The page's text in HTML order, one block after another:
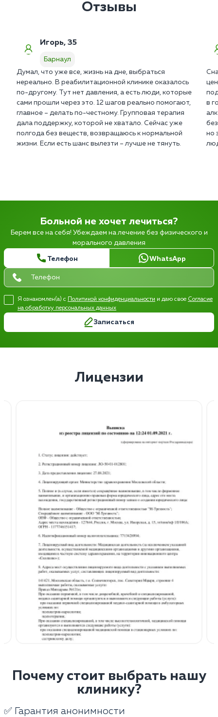
Отзывы
Игорь, 35
Барнаул
Думал, что уже все, жизнь на дне, выбраться
нереально. В реабилитационной клинике оказалось
по-другому. Тут нет давления, а есть люди, которые
сами прошли через это. 12 шагов реально помогают,
главное – делать по-честному. Групповая терапия
дала поддержку, которой не хватало. Сейчас уже
полгода без веществ, возвращаюсь к нормальной
жизни. Если есть шанс вылезти – лучше не тянуть.
в
но
Больной не хочет лечиться?
Берем все на себя! Убеждаем на лечение без физического и
морального давления
Телефон WhatsApp
Я ознакомлен(а) с Политикой конфиденциальности и даю свое Согласие
на обработку персональных данных
Записаться
Лицензии
Почему стоит выбрать нашу
клинику?
✅ Гарантия анонимности